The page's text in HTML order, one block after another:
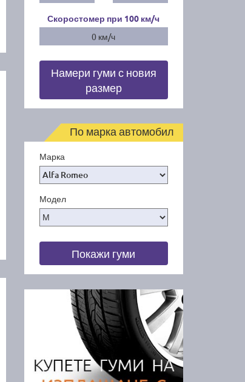
Скоростомер при 100 км/ч
0 км/ч
Намери гуми с новия
размер
По марка автомобил
Марка
Модел
Покажи гуми